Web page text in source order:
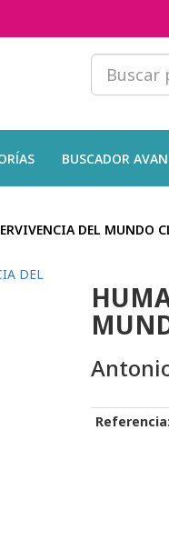
BUSCADOR
DEL MUNDO
Referencia: